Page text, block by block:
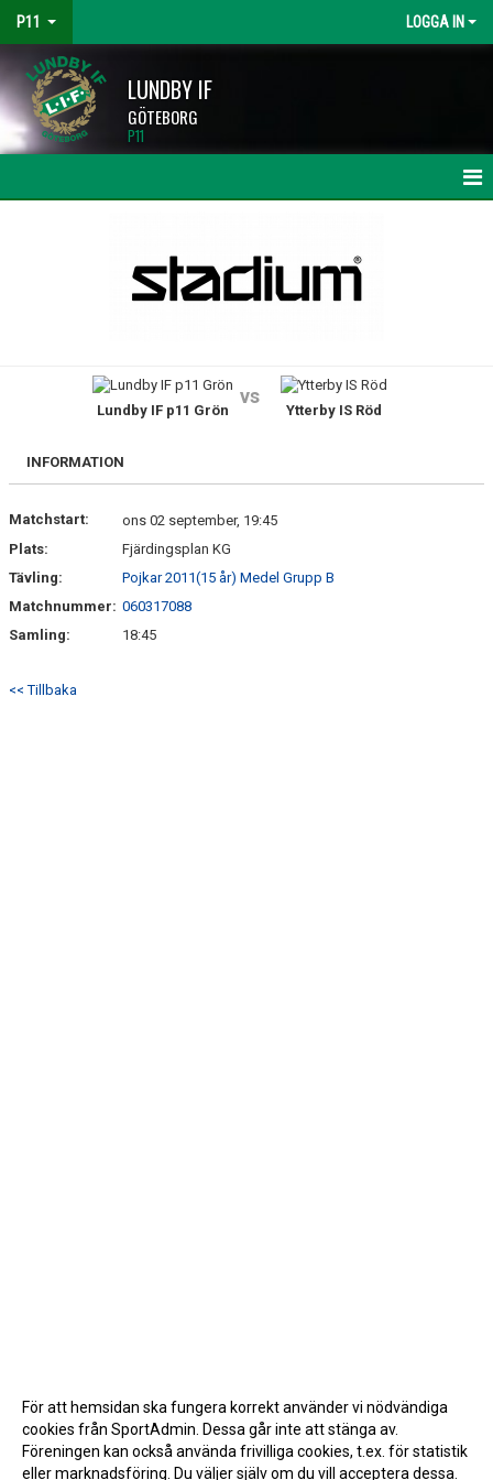
P11 LOGGA IN
LUNDBY IF
GÖTEBORG
P11
BILDGALLERI
KONTAKT
Lundby IF p11 Grön
vs
Ytterby IS Röd
INFORMATION
Matchstart:
ons 02 september, 19:45
Plats:
Fjärdingsplan KG
Tävling:
Pojkar 2011(15 år) Medel Grupp B
Matchnummer: 060317088
Samling:
18:45
<< Tillbaka
För att hemsidan ska fungera korrekt använder vi nödvändiga
cookies från SportAdmin. Dessa går inte att stänga av.
Föreningen kan också använda frivilliga cookies, t.ex. för statistik
eller marknadsföring. Du väljer själv om du vill acceptera dessa.